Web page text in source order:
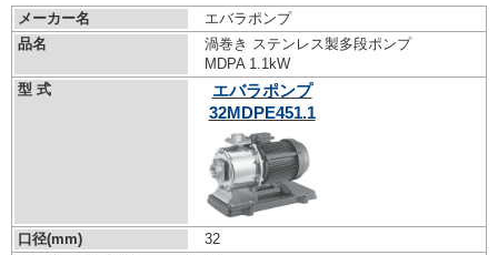
メーカー名
エバラポンプ
品名
渦巻き ステンレス製多段ポンプ
MDPA 1.1kW
型 式
エバラポンプ
32MDPE451.1
口径(mm)
32